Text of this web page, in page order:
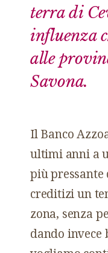
terra di
influenza
alle
Savona.
Il Banco
ultimi anni a
più pressante
creditizi un
zona, senza
dando invece